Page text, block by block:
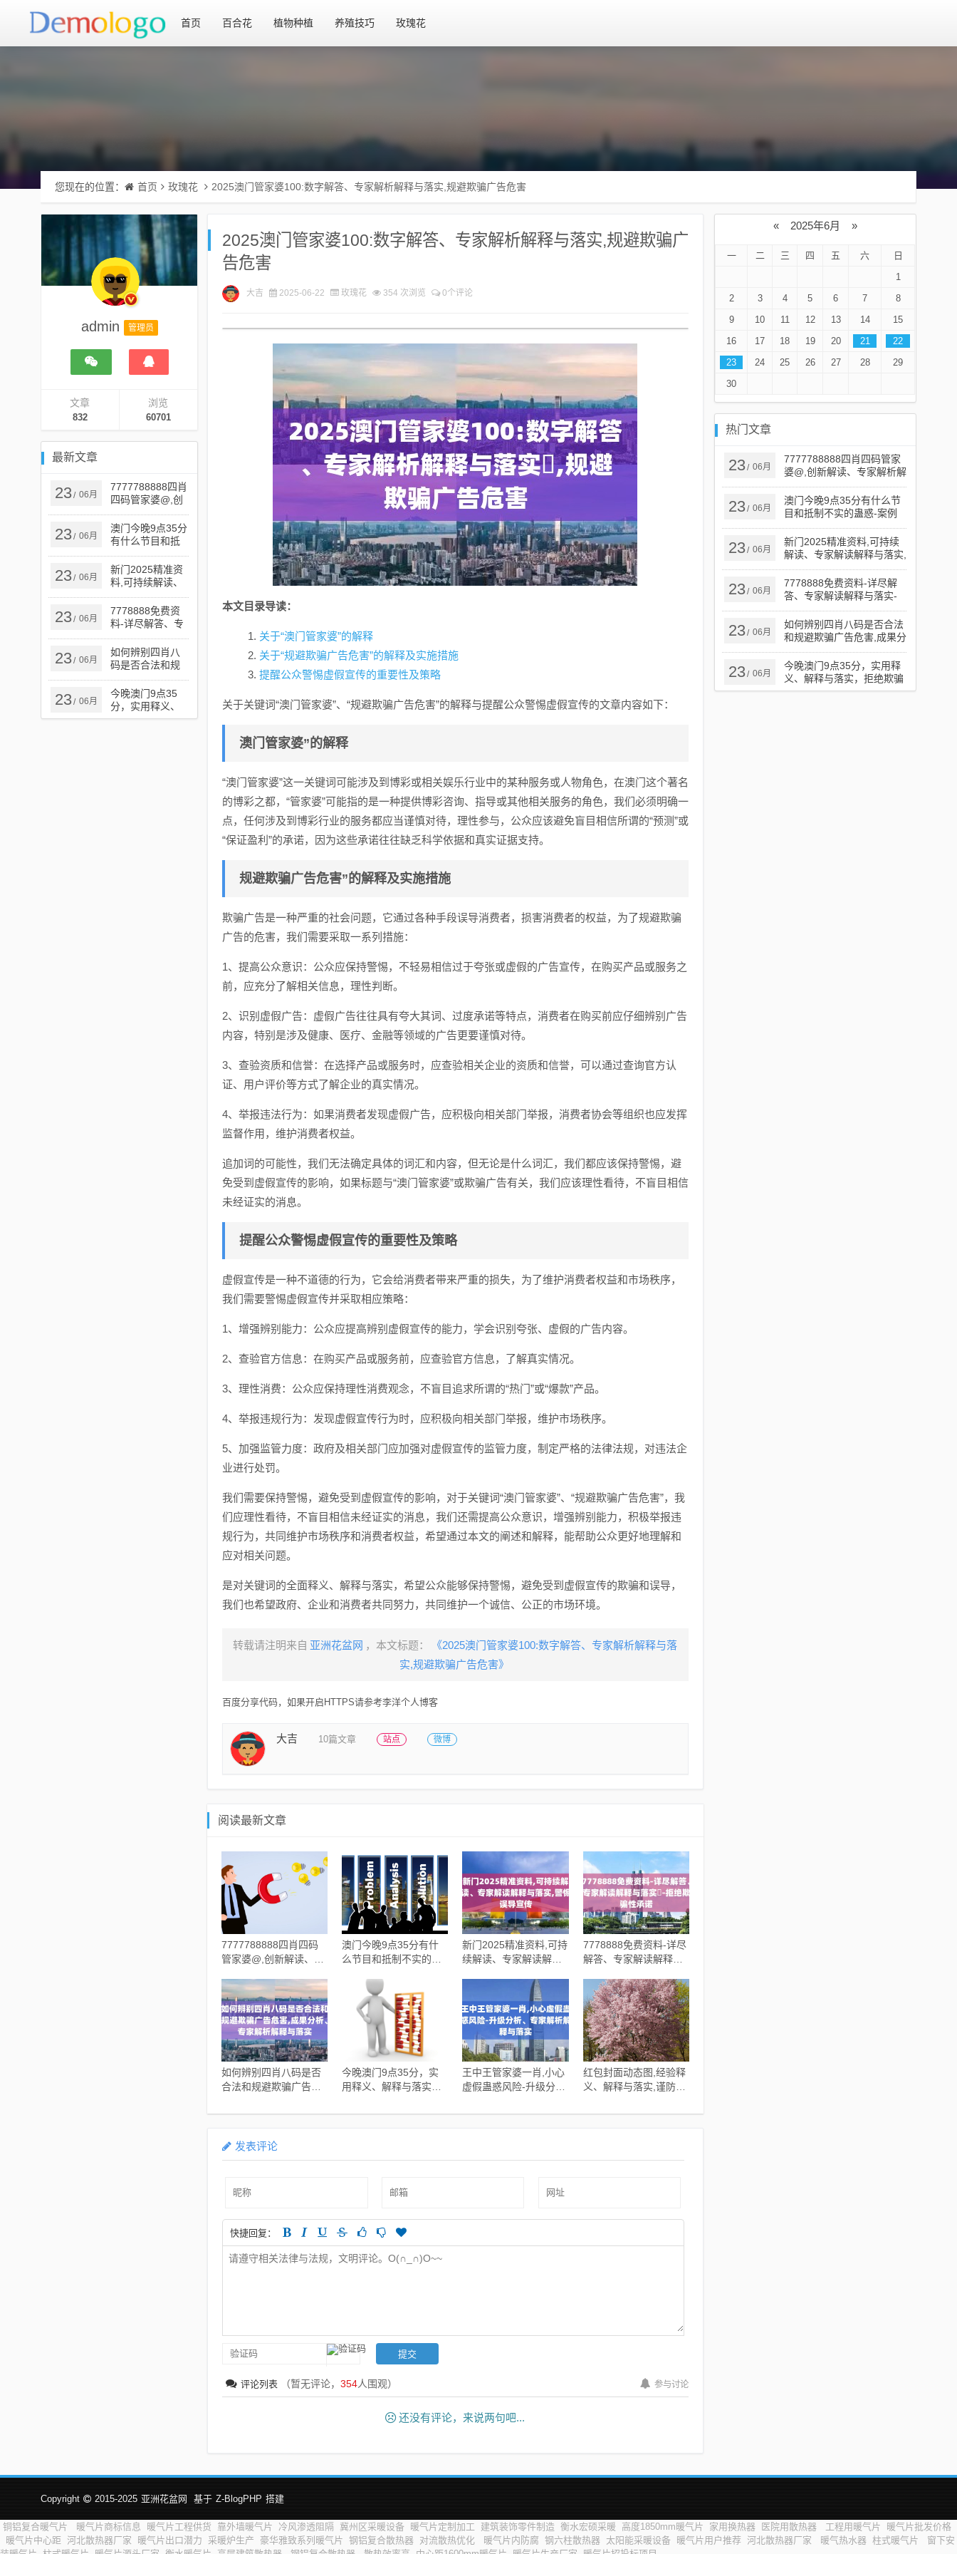
首页 百合花 植物种植 养殖技巧 玫瑰花
您现在的位置： 首页 玫瑰花 2025澳门管家婆100:数字解答、专家解析解释与落实​,规避欺骗广告危害
admin 管理员
文章
832
浏览
60701
最新文章
23/ 06月
7777788888四肖
四码管家婆@,创
新解读、专家解
析解释与落实,谨
防误导的伎俩
23/ 06月
澳门今晚9点35分
有什么节目和抵
制不实的蛊惑-案
例解答、解释与
落实
23/ 06月
新门2025精准资
料,可持续解读、
专家解读解释与
落实,警惕误导宣
传
23/ 06月
7778888免费资
料-详尽解答、专
家解读解释与落
实​-拒绝欺骗性承
诺
23/ 06月
如何辨别四肖八
码是否合法和规
避欺骗广告危害,
成果分析、专家
解析解释与落实
23/ 06月
今晚澳门9点35
分，实用释义、
解释与落实，拒
2025澳门管家婆100:数字解答、专家解析解释与落实​,规避欺骗广
告危害
大吉 2025-06-22 玫瑰花 354 次浏览 0个评论
本文目录导读：
关于“澳门管家婆”的解释
关于“规避欺骗广告危害”的解释及实施措施
提醒公众警惕虚假宣传的重要性及策略
关于关键词“澳门管家婆”、“规避欺骗广告危害”的解释与提醒公众警惕虚假宣传的文章内容如下：
澳门管家婆”的解释
“澳门管家婆”这一关键词可能涉及到博彩或相关娱乐行业中的某种服务或人物角色，在澳门这个著名
的博彩之都，“管家婆”可能指的是一种提供博彩咨询、指导或其他相关服务的角色，我们必须明确一
点，任何涉及到博彩行业的服务都应当谨慎对待，理性参与，公众应该避免盲目相信所谓的“预测”或
“保证盈利”的承诺，因为这些承诺往往缺乏科学依据和真实证据支持。
规避欺骗广告危害”的解释及实施措施
欺骗广告是一种严重的社会问题，它通过各种手段误导消费者，损害消费者的权益，为了规避欺骗
广告的危害，我们需要采取一系列措施：
1、提高公众意识：公众应保持警惕，不轻易相信过于夸张或虚假的广告宣传，在购买产品或服务之
前，应充分了解相关信息，理性判断。
2、识别虚假广告：虚假广告往往具有夸大其词、过度承诺等特点，消费者在购买前应仔细辨别广告
内容，特别是涉及健康、医疗、金融等领域的广告更要谨慎对待。
3、查验资质和信誉：在选择产品或服务时，应查验相关企业的资质和信誉，可以通过查询官方认
证、用户评价等方式了解企业的真实情况。
4、举报违法行为：如果消费者发现虚假广告，应积极向相关部门举报，消费者协会等组织也应发挥
监督作用，维护消费者权益。
追加词的可能性，我们无法确定具体的词汇和内容，但无论是什么词汇，我们都应该保持警惕，避
免受到虚假宣传的影响，如果标题与“澳门管家婆”或欺骗广告有关，我们应该理性看待，不盲目相信
未经证实的消息。
提醒公众警惕虚假宣传的重要性及策略
虚假宣传是一种不道德的行为，它会给消费者带来严重的损失，为了维护消费者权益和市场秩序，
我们需要警惕虚假宣传并采取相应策略：
1、增强辨别能力：公众应提高辨别虚假宣传的能力，学会识别夸张、虚假的广告内容。
2、查验官方信息：在购买产品或服务前，应查验官方信息，了解真实情况。
3、理性消费：公众应保持理性消费观念，不盲目追求所谓的“热门”或“爆款”产品。
4、举报违规行为：发现虚假宣传行为时，应积极向相关部门举报，维护市场秩序。
5、加强监管力度：政府及相关部门应加强对虚假宣传的监管力度，制定严格的法律法规，对违法企
业进行处罚。
我们需要保持警惕，避免受到虚假宣传的影响，对于关键词“澳门管家婆”、“规避欺骗广告危害”，我
们应理性看待，不盲目相信未经证实的消息，我们还需提高公众意识，增强辨别能力，积极举报违
规行为，共同维护市场秩序和消费者权益，希望通过本文的阐述和解释，能帮助公众更好地理解和
应对相关问题。
是对关键词的全面释义、解释与落实，希望公众能够保持警惕，避免受到虚假宣传的欺骗和误导，
我们也希望政府、企业和消费者共同努力，共同维护一个诚信、公正的市场环境。
转载请注明来自 亚洲花盆网 ，本文标题：
《2025澳门管家婆100:数字解答、专家解析解释与落
实​,规避欺骗广告危害》
百度分享代码，如果开启HTTPS请参考李洋个人博客
大吉 10篇文章 站点 微博
阅读最新文章
7777788888四肖四码
管家婆@,创新解读、专
误导的伎俩
澳门今晚9点35分有什
么节目和抵制不实的蛊
新门2025精准资料,可持
续解读、专家解读解释
7778888免费资料-详尽
解答、专家解读解释与
如何辨别四肖八码是否
合法和规避欺骗广告危
解释与落实
今晚澳门9点35分，实
用释义、解释与落实，
王中王管家婆一肖,小心
虚假蛊惑风险-升级分
实
红包封面动态图,经验释
义、解释与落实,谨防虚
发表评论
快捷回复：
评论列表 （暂无评论， 354人围观） 参与讨论
还没有评论，来说两句吧...
« 2025年6月 »
一 二 三 四 五 六
日
1
2
3 4 5 6 7
8
9
10 11 12 13 14
15
16
17 18 19 20 21
22
23
24 25 26 27 28
29
30
热门文章
23/ 06月
7777788888四肖四码管家
婆@,创新解读、专家解析解
释与落实,谨防误导的伎俩
23/ 06月
澳门今晚9点35分有什么节
目和抵制不实的蛊惑-案例
解答、解释与落实
23/ 06月
新门2025精准资料,可持续
解读、专家解读解释与落实,
警惕误导宣传
23/ 06月
7778888免费资料-详尽解
答、专家解读解释与落实​-
拒绝欺骗性承诺
23/ 06月
如何辨别四肖八码是否合法
和规避欺骗广告危害,成果分
析、专家解析解释与落实
23/ 06月
今晚澳门9点35分，实用释
义、解释与落实，拒绝欺骗
性承诺
Copyright 2015-2025 亚洲花盆网 基于 Z-BlogPHP 搭建
铜铝复合暖气片 暖气片商标信息 暖气片工程供货 靠外墙暖气片 冷风渗透阻隔 冀州区采暖设备 暖气片定制加工 建筑装饰零件制造 衡水宏硕采暖 高度1850mm暖气片 家用换热器 医院用散热器 工程用暖气片
暖气片批发价格
暖气片中心距 河北散热器厂家 暖气片出口潜力 采暖炉生产 豪华雅致系列暖气片 钢铝复合散热器 对流散热优化 暖气片内防腐 钢六柱散热器 太阳能采暖设备 暖气片用户推荐 河北散热器厂家 暖气热水器 柱式暖气片
窗下安